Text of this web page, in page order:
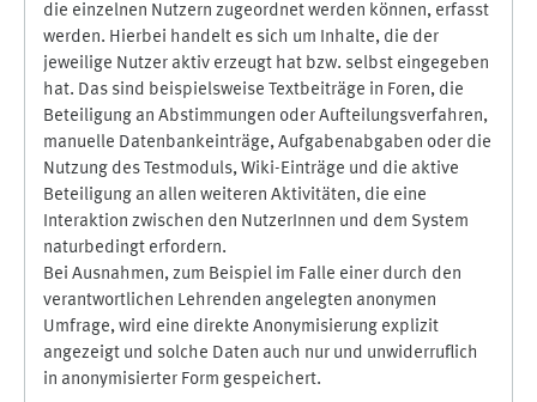
die einzelnen Nutzern zugeordnet werden können, erfasst
werden. Hierbei handelt es sich um Inhalte, die der
jeweilige Nutzer aktiv erzeugt hat bzw. selbst eingegeben
hat. Das sind beispielsweise Textbeiträge in Foren, die
Beteiligung an Abstimmungen oder Aufteilungsverfahren,
manuelle Datenbankeinträge, Aufgabenabgaben oder die
Nutzung des Testmoduls, Wiki-Einträge und die aktive
Beteiligung an allen weiteren Aktivitäten, die eine
Interaktion zwischen den NutzerInnen und dem System
naturbedingt erfordern.
Bei Ausnahmen, zum Beispiel im Falle einer durch den
verantwortlichen Lehrenden angelegten anonymen
Umfrage, wird eine direkte Anonymisierung explizit
angezeigt und solche Daten auch nur und unwiderruflich
in anonymisierter Form gespeichert.